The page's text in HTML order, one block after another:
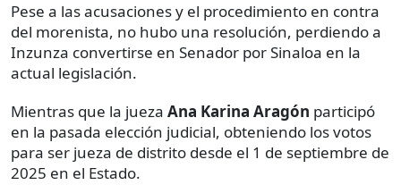
Pese a las acusaciones y el procedimiento en contra
del morenista, no hubo una resolución, perdiendo a
Inzunza convertirse en Senador por Sinaloa en la
actual legislación.
Mientras que la jueza Ana Karina Aragón participó
en la pasada elección judicial, obteniendo los votos
para ser jueza de distrito desde el 1 de septiembre de
2025 en el Estado.